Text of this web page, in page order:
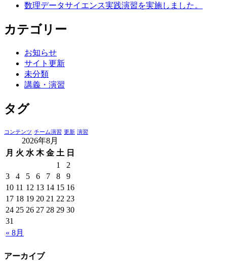
数理データサイエンス実践演習を実施しました。
カテゴリー
お知らせ
サイト更新
未分類
講義・演習
タグ
コンテンツ チーム演習 更新 演習
2026年8月
月 火 水 木 金 土 日
« 8月
1
2
3
4 5 6 7 8
9
10 11 12 13 14 15 16
17 18 19 20 21 22 23
24 25 26 27 28 29 30
31
アーカイブ